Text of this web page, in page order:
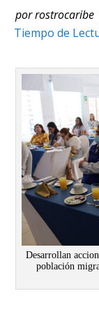
porrostrocaribe
Desarrollan
población